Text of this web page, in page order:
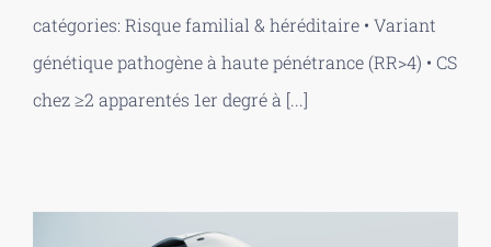
catégories: Risque familial & héréditaire • Variant
génétique pathogène à haute pénétrance (RR>4) • CS
chez ≥2 apparentés 1er degré à [...]